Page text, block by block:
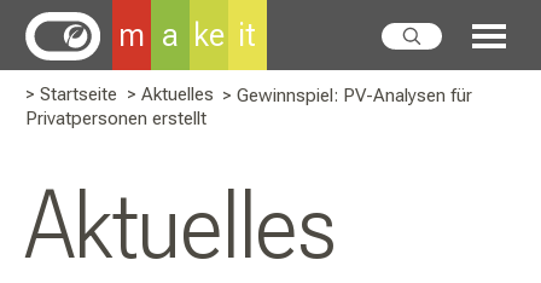
m a ke it
> Startseite > Aktuelles >Gewinnspiel: PV-Analysen für
Privatpersonen erstellt
Aktuelles